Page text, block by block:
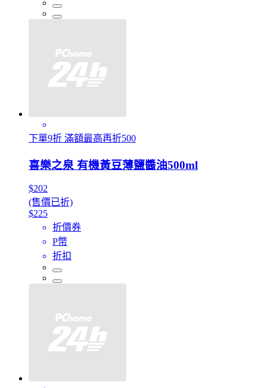
下單9折 滿額最高再折500
喜樂之泉 有機黃豆薄鹽醬油500ml
$202
(售價已折)
$225
折價券
P幣
折扣